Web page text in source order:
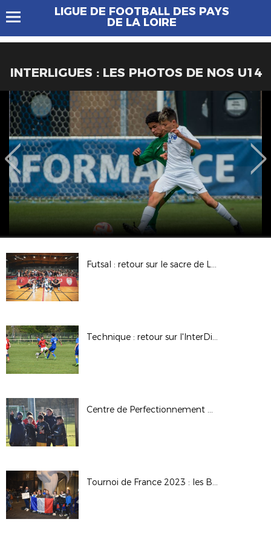
LIGUE DE FOOTBALL DES PAYS
DE LA LOIRE
INTERLIGUES : LES PHOTOS DE NOS U14
Futsal : retour sur le sacre de Laval !
Technique : retour sur l'InterDistricts 2023
Centre de Perfectionnement Gardiens de But
Tournoi de France 2023 : les Bleues s'imposent !